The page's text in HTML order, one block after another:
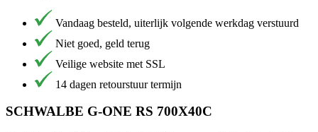
Vandaag besteld, uiterlijk volgende werkdag verstuurd
Niet goed, geld terug
Veilige website met SSL
14 dagen retourstuur termijn
SCHWALBE G-ONE RS 700X40C